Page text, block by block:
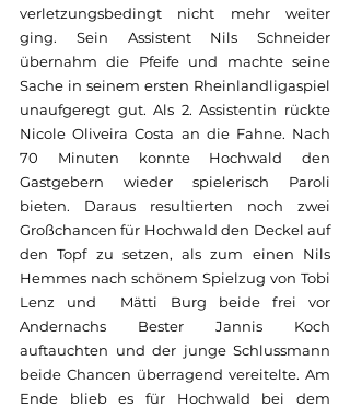
verletzungsbedingt nicht mehr weiter
ging. Sein Assistent Nils Schneider
übernahm die Pfeife und machte seine
Sache in seinem ersten Rheinlandligaspiel
unaufgeregt gut. Als 2. Assistentin rückte
Nicole Oliveira Costa an die Fahne. Nach
70 Minuten konnte Hochwald den
Gastgebern wieder spielerisch Paroli
bieten. Daraus resultierten noch zwei
Großchancen für Hochwald den Deckel auf
den Topf zu setzen, als zum einen Nils
Hemmes nach schönem Spielzug von Tobi
Lenz und  Mätti Burg beide frei vor
Andernachs Bester Jannis Koch
auftauchten und der junge Schlussmann
beide Chancen überragend vereitelte. Am
Ende blieb es für Hochwald bei dem